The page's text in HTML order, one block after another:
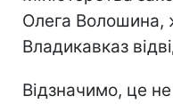
Олега Волошина,
Владикавказ
Відзначимо, це